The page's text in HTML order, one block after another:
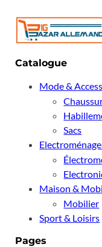
Catalogue
Mode &
Sacs
Maison &
Mobilier
Sport & Loisirs
Pages